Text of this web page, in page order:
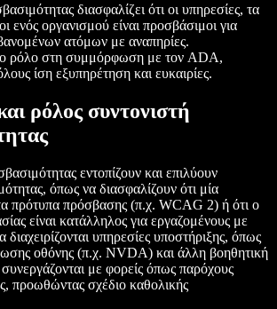
διασφαλίζει ότι οι υπηρεσίες, τα
ενός οργανισμού είναι προσβάσιμοι για
ατόμων με αναπηρίες.
ρόλο στη συμμόρφωση με τον ADA,
ίση εξυπηρέτηση και ευκαιρίες.
ρόλος συντονιστή
εντοπίζουν και επιλύουν
όπως να διασφαλίζουν ότι μία
πρότυπα πρόσβασης (π.χ. WCAG 2) ή ότι ο
είναι κατάλληλος για εργαζομένους με
υπηρεσίες υποστήριξης, όπως
οθόνης (π.χ. NVDA) και άλλη βοηθητική
με φορείς όπως παρόχους
προωθώντας σχέδιο καθολικής